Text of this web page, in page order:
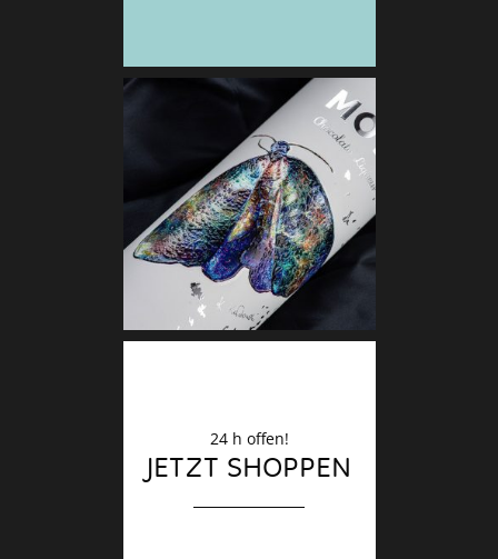
24 h offen!
JETZT SHOPPEN